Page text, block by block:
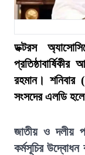
ডক্টরস
রহমান।
সংসদের এলডি
জাতীয় ও দলীয়
কর্মসূচির উদ্বোধন